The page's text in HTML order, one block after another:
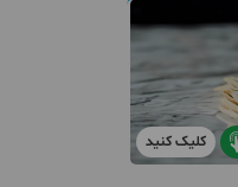
کلیک کنید